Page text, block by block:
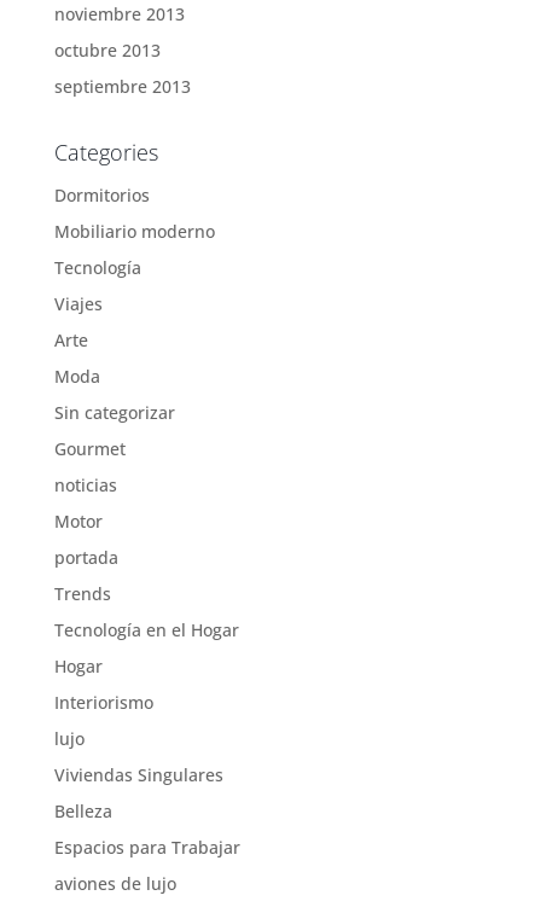
noviembre 2013
octubre 2013
septiembre 2013
Categories
Dormitorios
Mobiliario moderno
Tecnología
Viajes
Arte
Moda
Sin categorizar
Gourmet
noticias
Motor
portada
Trends
Tecnología en el Hogar
Hogar
Interiorismo
lujo
Viviendas Singulares
Belleza
Espacios para Trabajar
aviones de lujo